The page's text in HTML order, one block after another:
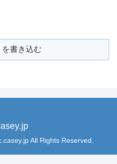
を書き込む
All Rights Reserved.